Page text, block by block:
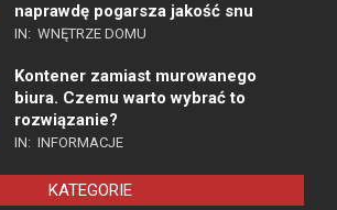
naprawdę pogarsza jakość snu
IN: WNĘTRZE DOMU
Kontener zamiast murowanego
biura. Czemu warto wybrać to
rozwiązanie?
IN: INFORMACJE
KATEGORIE